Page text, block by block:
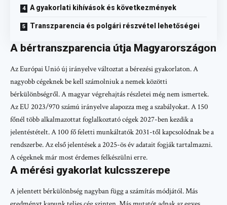
A gyakorlati kihívások és következmények
Transzparencia és polgári részvétel lehetőségei
A bértranszparencia útja Magyarországon
Az Európai Unió új irányelve változtat a bérezési gyakorlaton. A
nagyobb cégeknek be kell számolniuk a nemek közötti
bérkülönbségről. A magyar végrehajtás részletei még nem ismertek.
Az EU 2023/970 számú irányelve alapozza meg a szabályokat. A 150
főnél több alkalmazottat foglalkoztató cégek 2027-ben kezdik a
jelentéstételt. A 100 fő feletti munkáltatók 2031-től kapcsolódnak be a
rendszerbe. Az első jelentések a 2025-ös év adatait fogják tartalmazni.
A cégeknek már most érdemes felkészülni erre.
A mérési gyakorlat kulcsszerepe
A jelentett bérkülönbség nagyban függ a számítás módjától. Más